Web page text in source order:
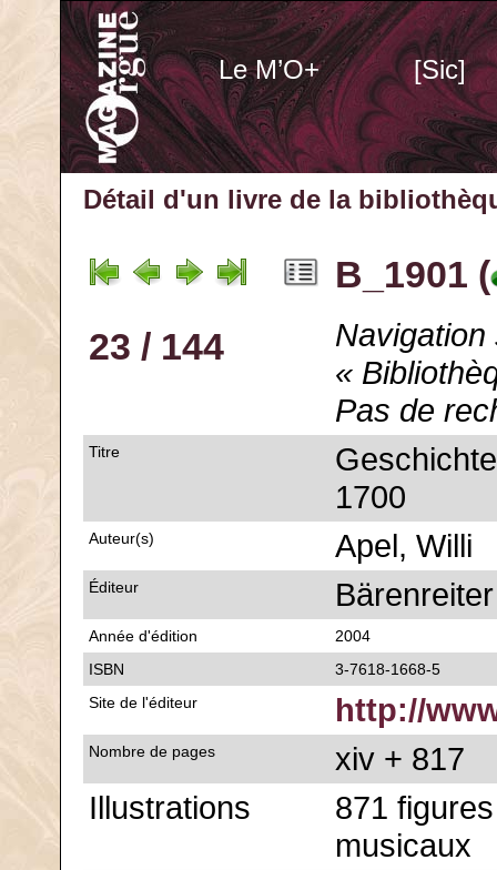
Le M’O+ [Sic]
Détail d'un livre de la
B_1901 (
23 / 144
Navigation
«
Pas de
Titre
1700
Auteur(s) Apel, Willi
Éditeur Bärenreiter
Année d'édition
2004
ISBN
3-7618-1668-5
Site de l'éditeur
http://
Nombre de pages
xiv + 817
Illustrations
871
musicaux